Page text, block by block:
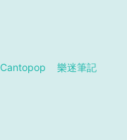
Cantopop 樂迷筆記